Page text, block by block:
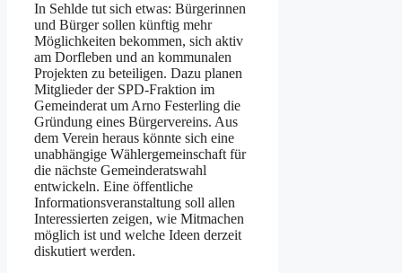
In Sehlde tut sich etwas: Bürgerinnen
und Bürger sollen künftig mehr
Möglichkeiten bekommen, sich aktiv
am Dorfleben und an kommunalen
Projekten zu beteiligen. Dazu planen
Mitglieder der SPD-Fraktion im
Gemeinderat um Arno Festerling die
Gründung eines Bürgervereins. Aus
dem Verein heraus könnte sich eine
unabhängige Wählergemeinschaft für
die nächste Gemeinderatswahl
entwickeln. Eine öffentliche
Informationsveranstaltung soll allen
Interessierten zeigen, wie Mitmachen
möglich ist und welche Ideen derzeit
diskutiert werden.